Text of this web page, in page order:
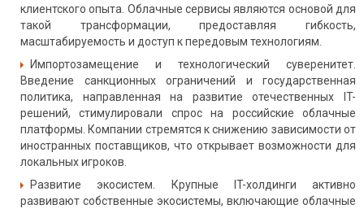
клиентского опыта. Облачные сервисы являются основой для
такой трансформации, предоставляя гибкость,
масштабируемость и доступ к передовым технологиям.
Импортозамещение и технологический суверенитет.
Введение санкционных ограничений и государственная
политика, направленная на развитие отечественных IT-
решений, стимулировали спрос на российские облачные
платформы. Компании стремятся к снижению зависимости от
иностранных поставщиков, что открывает возможности для
локальных игроков.
Развитие экосистем. Крупные IT-холдинги активно
развивают собственные экосистемы, включающие облачные